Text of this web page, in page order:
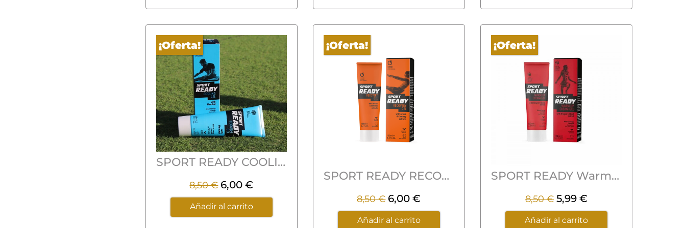
5
5
¡Oferta!
SPORT READY COOLING GEL – EFECTO FRÍO 100ML
8,50€ 6,00€
Añadir al carrito
¡Oferta!
SPORT READY RECOVERY GEL – Gel de Recuperación 100ml
8,50€ 6,00€
Añadir al carrito
¡Oferta!
SPORT READY Warm Up – Efecto Calor 100ml
8,50€ 5,99€
Añadir al carrito